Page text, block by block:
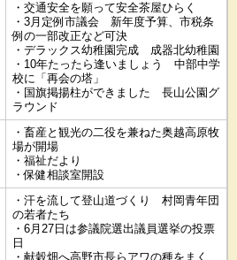
・交通安全を願って安全茶屋ひらく
・3月定例市議会 新年度予算、市税条
例の一部改正など可決
・デラックス幼稚園完成 成器北幼稚園
・10年たったら逢いましょう 中部中学
校に「再会の塔」
・国旗掲揚柱ができました 長山公園グ
ラウンド
・畜産と観光の二役を兼ねた奥越高原牧
場が開場
・福祉だより
・保健相談室開設
・汗を流して登山道づくり 村岡青年団
の若者たち
・6月27日は参議院選出議員選挙の投票
日
・献穀畑へ高野市長らアワの種をまく